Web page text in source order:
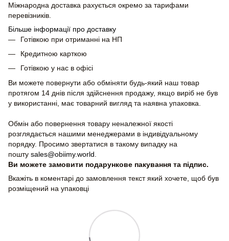
Міжнародна доставка рахується окремо за тарифами
перевізників.
Більше інформації про доставку
Готівкою при отриманні на НП
Кредитною карткою
Готівкою у нас в офісі
Ви можете повернути або обміняти будь-який наш товар
протягом 14 днів після здійснення продажу, якщо виріб не був
у використанні, має товарний вигляд та наявна упаковка.
Обмін або повернення товару неналежної якості
розглядається нашими менеджерами в індивідуальному
порядку. Просимо звертатися в такому випадку на
пошту sales@obiimy.world
Ви можете замовити подарункове пакування та підпис.
Вкажіть в коментарі до замовлення текст який хочете, щоб був
розміщений на упаковці